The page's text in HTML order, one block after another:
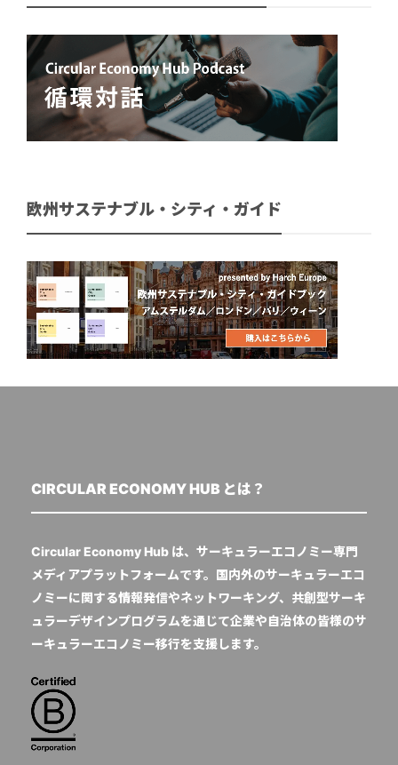
欧州サステナブル・シティ・ガイド
CIRCULAR ECONOMY HUB とは？
Circular Economy Hub は、サーキュラーエコノミー専門
メディアプラットフォームです。国内外のサーキュラーエコ
ノミーに関する情報発信やネットワーキング、共創型サーキ
ュラーデザインプログラムを通じて企業や自治体の皆様のサ
ーキュラーエコノミー移行を支援します。